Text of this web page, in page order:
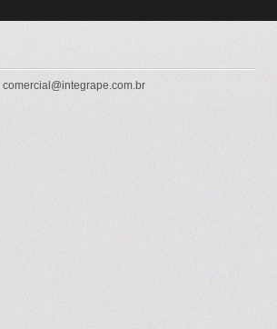
comercial@integrape.com.br